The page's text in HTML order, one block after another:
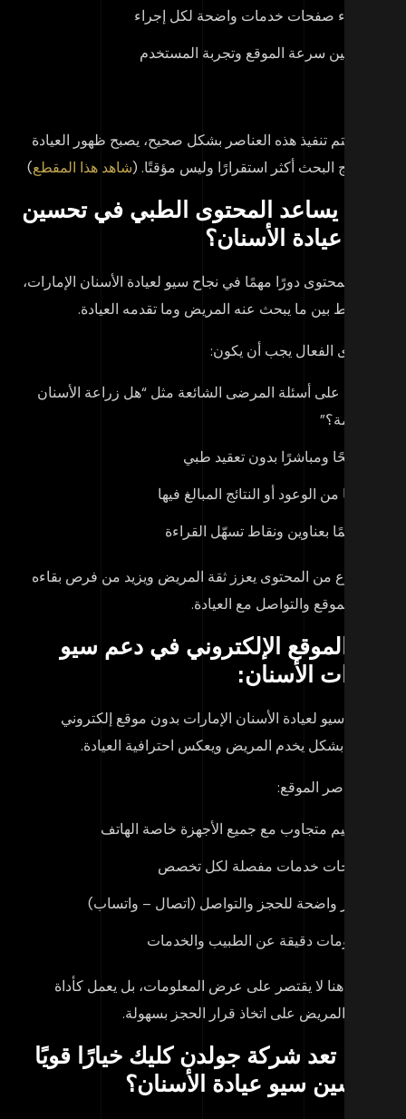
إنشاء صفحات خدمات واضحة لكل إجراء
تحسين سرعة الموقع وتجربة المستخدم
يتم تنفيذ هذه العناصر بشكل صحيح، يصبح ظهور العيادة
نتائج البحث أكثر استقرارًا وليس مؤقتًا. (شاهد هذا المقطع)
يساعد المحتوى الطبي في تحسين
عيادة الأسنان؟
المحتوى دورًا مهمًا في نجاح سيو لعيادة الأسنان الإمارات،
يربط بين ما يبحث عنه المريض وما تقدمه العيادة.
الفعال يجب أن يكون:
مبنيًا على أسئلة المرضى الشائعة مثل “هل زراعة الأسنان
واضحًا ومباشرًا بدون تعقيد طبي
خاليًا من الوعود أو النتائج المبالغ فيها
منظمًا بعناوين ونقاط تسهّل القراءة
النوع من المحتوى يعزز ثقة المريض ويزيد من فرص بقاءه
الموقع والتواصل مع العيادة.
الموقع الإلكتروني في دعم سيو
الأسنان:
سيو لعيادة الأسنان الإماراتبدون موقع إلكتروني
بشكل يخدم المريض ويعكس احترافية العيادة.
عناصر الموقع:
تصميم متجاوب مع جميع الأجهزة خاصة الهاتف
صفحات خدمات مفصلة لكل تخصص
أزرار واضحة للحجز والتواصل (اتصال – واتساب)
معلومات دقيقة عن الطبيب والخدمات
هنا لا يقتصر على عرض المعلومات، بل يعمل كأداة
المريض على اتخاذ قرار الحجز بسهولة.
تعد شركة جولدن كليك خيارًا قويًا
سيو عيادة الأسنان؟